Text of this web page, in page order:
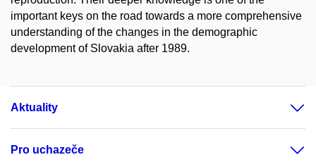
important keys on the road towards a more comprehensive
understanding of the changes in the demographic
development of Slovakia after 1989.
Aktuality
Pro uchazeče